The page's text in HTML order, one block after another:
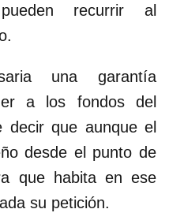
recurrir al
una garantía
a los fondos del
decir que aunque el
desde el punto de
que habita en ese
su petición.